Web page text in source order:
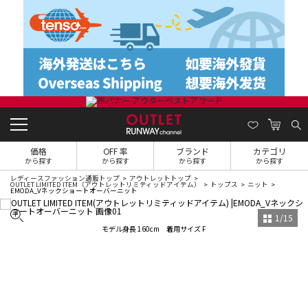
価格
から探す
OFF 率
から探す
ブランド
から探す
カテゴリ
から探す
レディースファッション通販トップ アウトレットトップ
OUTLET LIMITED ITEM（アウトレットリミティッドアイテム） トップス ニット
EMODA_Vネックショートオーバーニット
モデル身長 160cm 着用サイズ F
1 /15